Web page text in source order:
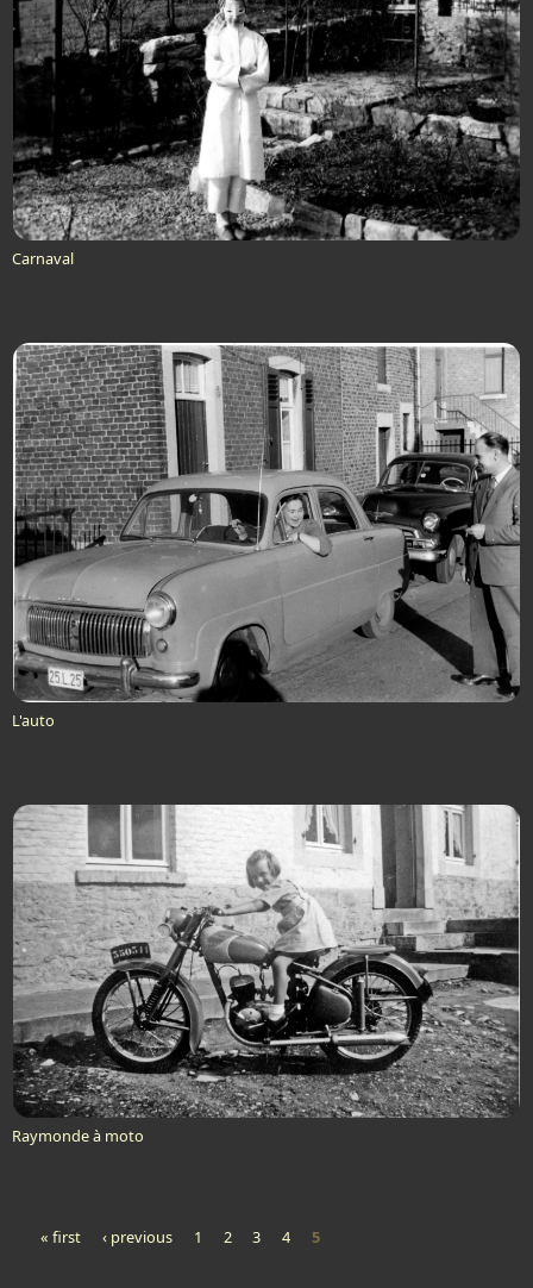
Carnaval
L'auto
Raymonde à moto
Pages
« first ‹ previous 1 2 3 4 5